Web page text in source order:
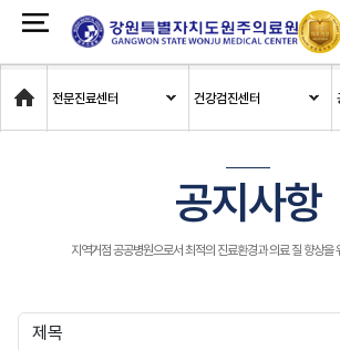
Home
전문진료센터 건강검진센터
공지사항
지역거점 공공병원으로서 최적의 진료환경과 의료 질 향상을